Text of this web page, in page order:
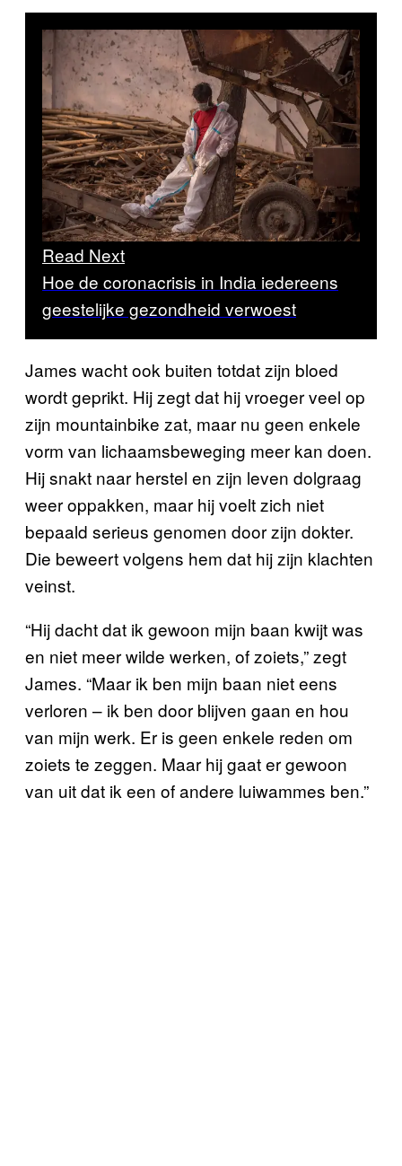
Read Next
Hoe de coronacrisis in India iedereens
geestelijke gezondheid verwoest
James wacht ook buiten totdat zijn bloed
wordt geprikt. Hij zegt dat hij vroeger veel op
zijn mountainbike zat, maar nu geen enkele
vorm van lichaamsbeweging meer kan doen.
Hij snakt naar herstel en zijn leven dolgraag
weer oppakken, maar hij voelt zich niet
bepaald serieus genomen door zijn dokter.
Die beweert volgens hem dat hij zijn klachten
veinst.
“Hij dacht dat ik gewoon mijn baan kwijt was
en niet meer wilde werken, of zoiets,” zegt
James. “Maar ik ben mijn baan niet eens
verloren – ik ben door blijven gaan en hou
van mijn werk. Er is geen enkele reden om
zoiets te zeggen. Maar hij gaat er gewoon
van uit dat ik een of andere luiwammes ben.”